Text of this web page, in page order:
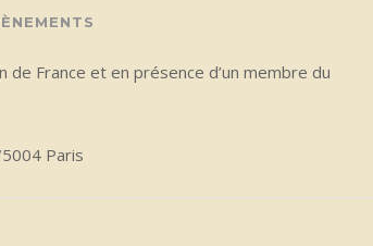
de France et en présence d’un membre du
Paris